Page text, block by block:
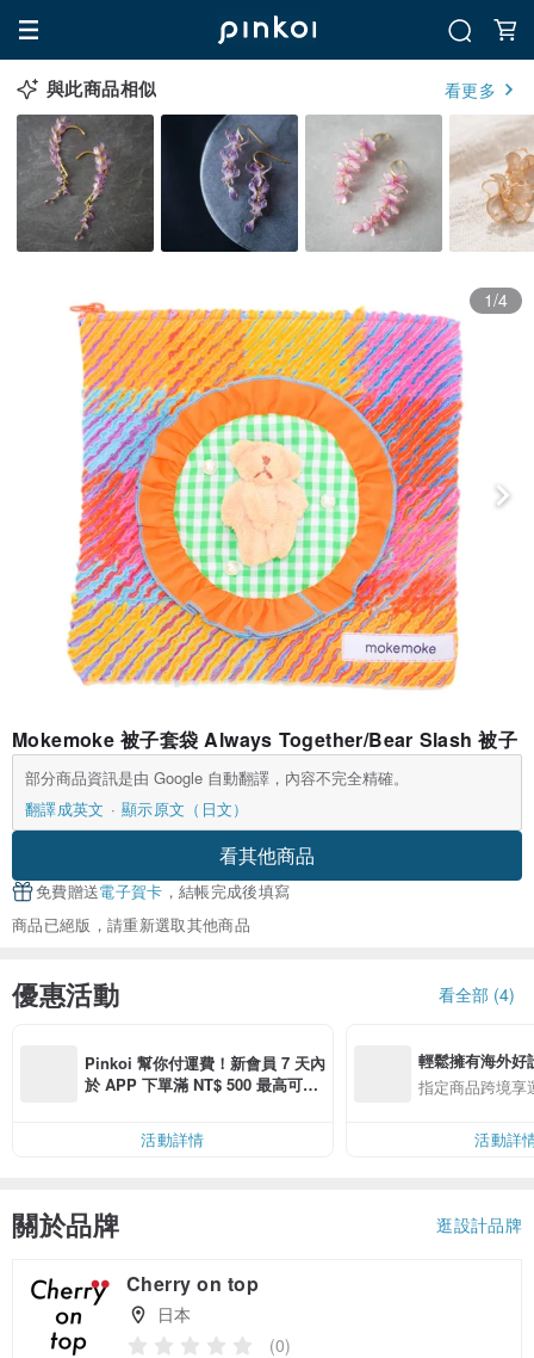
與此商品相似 看更多
1/4
Mokemoke 被子套袋 Always Together/Bear Slash 被子
部分商品資訊是由 Google 自動翻譯，內容不完全精確。
翻譯成英文
顯示原文（日文）
看其他商品
免費贈送電子賀卡 ，結帳完成後填寫
商品已絕版，請重新選取其他商品
優惠活動 看全部 (4)
Pinkoi 幫你付運費！新會員 7 天內
於 APP 下單滿 NT$ 500 最高可折
活動詳情
輕鬆擁有海外好
指定商品跨境享
活動詳
關於品牌 逛設計品牌
Cherry on top
日本
(0)